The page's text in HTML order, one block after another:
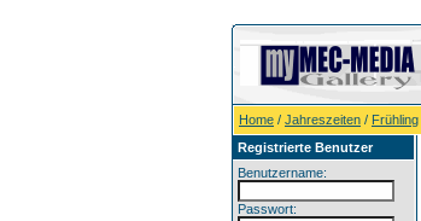
Home / Jahreszeiten / Frühling
Registrierte Benutzer
Benutzername:
Passwort: